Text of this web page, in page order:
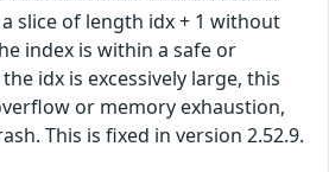
slice of length idx + 1 without
index is within a safe or
idx is excessively large, this
or memory exhaustion,
This is fixed in version 2.52.9.